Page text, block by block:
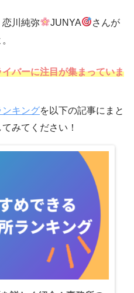
恋川純弥 JUNYA
さんが
バーに注目が集まっていま
ンキングを以下の記事にまと
みてください！